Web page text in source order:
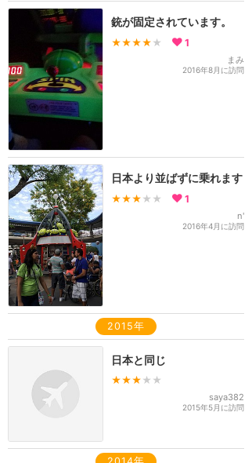
銃が固定されています。
★★★★ ★ 1
まみ
2016年8月に訪問
日本より並ばずに乗れます
★★★ ★★ 1
n'
2016年4月に訪問
2015年
日本と同じ
★★★ ★★
saya382
2015年5月に訪問